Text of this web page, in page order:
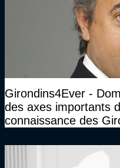
Girondins4Ever -
des axes importants
connaissance des